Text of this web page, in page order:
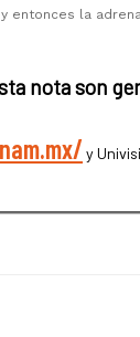
entonces la
nota son
y